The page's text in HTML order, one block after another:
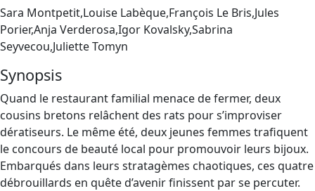
Sara Montpetit,Louise Labèque,François Le Bris,Jules
Porier,Anja Verderosa,Igor Kovalsky,Sabrina
Seyvecou,Juliette Tomyn
Synopsis
Quand le restaurant familial menace de fermer, deux
cousins bretons relâchent des rats pour s’improviser
dératiseurs. Le même été, deux jeunes femmes trafiquent
le concours de beauté local pour promouvoir leurs bijoux.
Embarqués dans leurs stratagèmes chaotiques, ces quatre
débrouillards en quête d’avenir finissent par se percuter.